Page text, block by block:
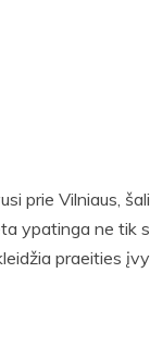
prie Vilniaus,
ypatinga ne tik
praeities